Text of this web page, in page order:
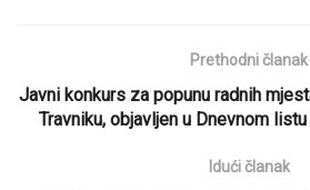
Prethodni članak
Javni konkurs za popunu radnih
Travniku, objavljen u Dnevnom
Idući članak